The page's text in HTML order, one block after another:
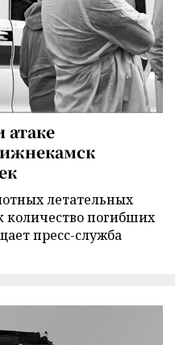
летательных
количество погибших
пресс-служба